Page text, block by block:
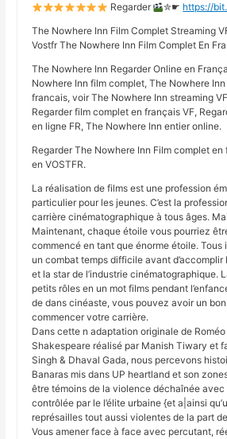
Regarder
✮☛ https://
The Nowhere Inn Film Complet Streaming
Vostfr The Nowhere Inn Film Complet En
The Nowhere Inn Regarder Online en
Nowhere Inn film complet, The Nowhere
francais, voir The Nowhere Inn streaming
Regarder film complet en français VF,
en ligne FR, The Nowhere Inn entier online.
Regarder The Nowhere Inn Film complet
en VOSTFR.
La réalisation de films est une profession
particulier pour les jeunes. C’est la
carrière cinématographique à tous âges.
Maintenant, chaque étoile vous pourriez
commencé en tant que énorme étoile. Tous
un combat temps difficile avant
et la star de l’industrie cinématographique.
petits rôles en un mot films pendant
de dans cinéaste, vous pouvez avoir un
commencer votre carrière.
Dans cette n adaptation originale de
Shakespeare réalisé par Manish Tiwary et
Singh & Dhaval Gada, nous percevons
Banaras mis dans UP heartland et son
être témoins de la violence déchaînée avec
contrôlée par le l’élite urbaine {et a|ainsi
représailles tout aussi violentes de la part
Vous amener face à face avec percutant,